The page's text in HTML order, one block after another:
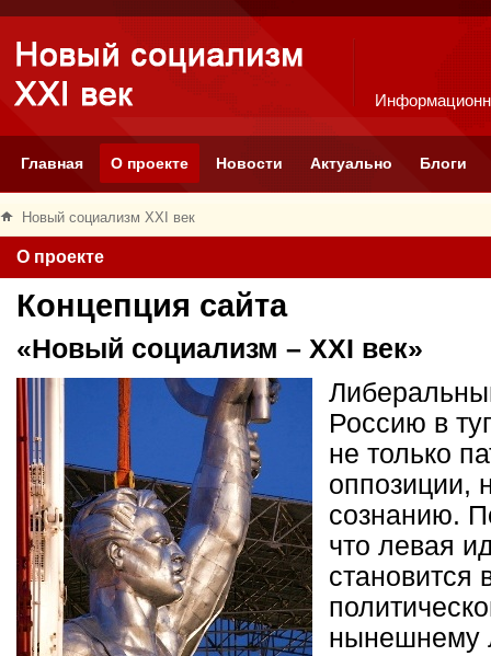
Главная О проекте Новости Актуально Блоги
Новый социализм XXI век
О проекте
Концепция сайта
«Новый социализм – XXI век»
Россию в
не только
оппозиции,
сознанию.
что левая
становится
нынешнему